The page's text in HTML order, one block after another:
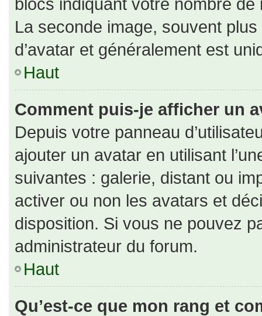
La seconde image, souvent
d’avatar et généralement est
Haut
Comment puis-je afficher un
Depuis votre panneau
ajouter un avatar en utilisant
suivantes : galerie, distant ou
activer ou non les avatars et
disposition. Si vous ne pouvez
administrateur du forum.
Haut
Qu’est-ce que mon rang et